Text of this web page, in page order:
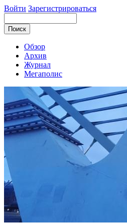
Войти Зарегистрироваться
Обзор
Архив
Журнал
Мегаполис